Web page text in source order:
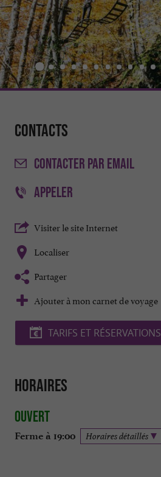
Contacts
CONTACTER PAR EMAIL
APPELER
Visiter le site Internet
Localiser
Partager
Ajouter à mon carnet de voyage
TARIFS ET RÉSERVATIONS
Horaires
Ouvert
Ferme à 19:00 Horaires détaillés